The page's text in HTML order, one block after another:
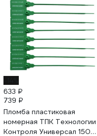
633 ₽
739 ₽
Пломба пластиковая
номерная ТПК Технологии
Контроля Универсал 150